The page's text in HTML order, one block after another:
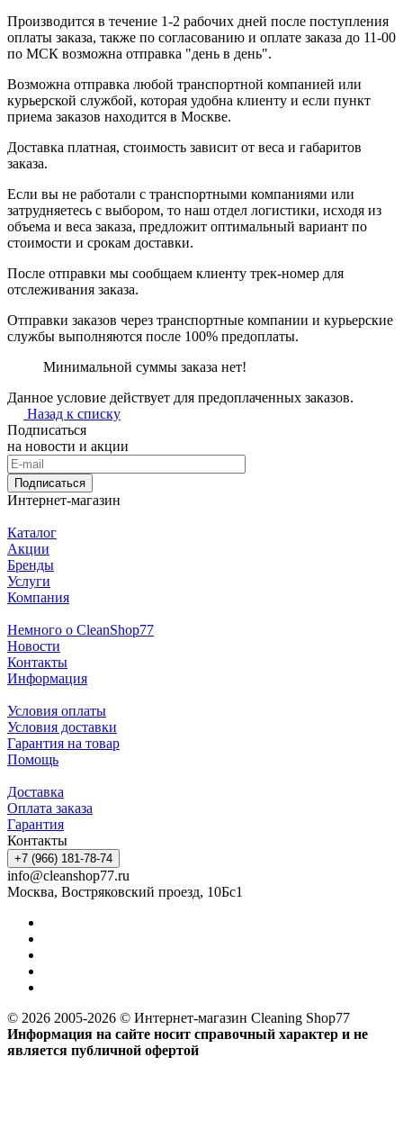
Производится в течение 1-2 рабочих дней после поступления
оплаты заказа, также по согласованию и оплате заказа до 11-00
по МСК возможна отправка "день в день".
Возможна отправка любой транспортной компанией или
курьерской службой, которая удобна клиенту и если пункт
приема заказов находится в Москве.
Доставка платная, стоимость зависит от веса и габаритов
заказа.
Если вы не работали с транспортными компаниями или
затрудняетесь с выбором, то наш отдел логистики, исходя из
объема и веса заказа, предложит оптимальный вариант по
стоимости и срокам доставки.
После отправки мы сообщаем клиенту трек-номер для
отслеживания заказа.
Отправки заказов через транспортные компании и курьерские
службы выполняются после 100% предоплаты.
Минимальной суммы заказа нет!
Данное условие действует для предоплаченных заказов.
Назад к списку
Подписаться
на новости и акции
Подписаться
Интернет-магазин
Каталог
Акции
Бренды
Услуги
Компания
Немного о CleanShop77
Новости
Контакты
Информация
Условия оплаты
Условия доставки
Гарантия на товар
Помощь
Доставка
Оплата заказа
Гарантия
Контакты
+7 (966) 181-78-74
info@cleanshop77.ru
Москва, Востряковский проезд, 10Бс1
© 2026 2005-2026 © Интернет-магазин Cleaning Shop77
Информация на сайте носит справочный характер и не
является публичной офертой